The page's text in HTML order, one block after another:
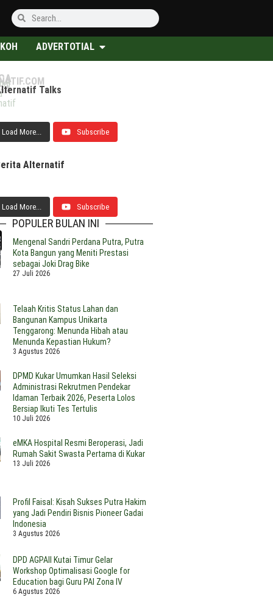
ADVERTOTIAL
Talks
Load More... Subscribe
Alternatif
Load More... Subscribe
POPULER BULAN INI
Mengenal Sandri Perdana Putra, Putra
Kota Bangun yang Meniti Prestasi
sebagai Joki Drag Bike
27 Juli 2026
Telaah Kritis Status Lahan dan
Bangunan Kampus Unikarta
Tenggarong: Menunda Hibah atau
Menunda Kepastian Hukum?
3 Agustus 2026
DPMD Kukar Umumkan Hasil Seleksi
Administrasi Rekrutmen Pendekar
Idaman Terbaik 2026, Peserta Lolos
Bersiap Ikuti Tes Tertulis
10 Juli 2026
eMKA Hospital Resmi Beroperasi, Jadi
Rumah Sakit Swasta Pertama di Kukar
13 Juli 2026
Profil Faisal: Kisah Sukses Putra Hakim
yang Jadi Pendiri Bisnis Pioneer Gadai
Indonesia
3 Agustus 2026
DPD AGPAII Kutai Timur Gelar
Workshop Optimalisasi Google for
Education bagi Guru PAI Zona IV
6 Agustus 2026